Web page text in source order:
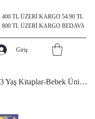
400 TL ÜZERİ KARGO 54.90 TL
800 TL ÜZERİ KARGO BEDAVA
Giriş
İngilizce Destekli Dev Cırt Cırtlı 2 ve 3 Yaş Kitaplar-Bebek Üniversitesi